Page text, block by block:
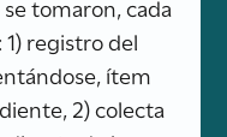
tomaron, cada
1) registro del
ítem
2) colecta